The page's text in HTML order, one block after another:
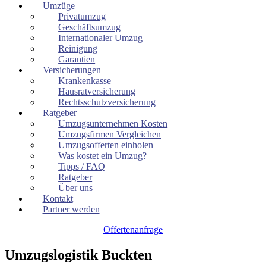
Umzüge
Privatumzug
Geschäftsumzug
Internationaler Umzug
Reinigung
Garantien
Versicherungen
Krankenkasse
Hausratversicherung
Rechtsschutzversicherung
Ratgeber
Umzugsunternehmen Kosten
Umzugsfirmen Vergleichen
Umzugsofferten einholen
Was kostet ein Umzug?
Tipps / FAQ
Ratgeber
Über uns
Kontakt
Partner werden
Offertenanfrage
Umzugslogistik Buckten